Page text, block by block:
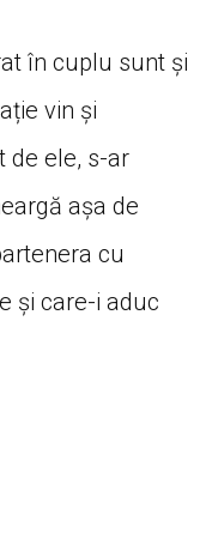
în cuplu sunt și
vin și
de ele, s-ar
așa de
cu
și care-i aduc